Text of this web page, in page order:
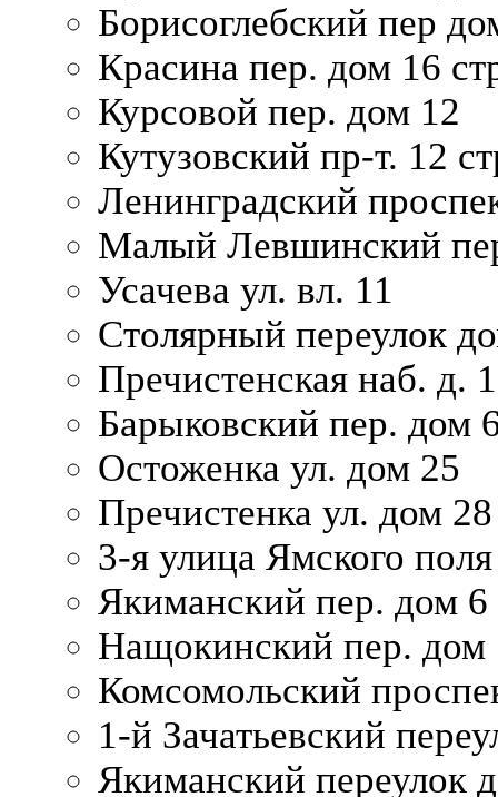
Борисоглебский пер
Красина пер. дом 16
Курсовой пер. дом 12
Кутузовский пр-т. 12
Ленинградский
Малый Левшинский
Усачева ул. вл. 11
Столярный переулок
Пречистенская наб. д.
Барыковский пер. дом
Остоженка ул. дом 25
Пречистенка ул. дом 28
3-я улица Ямского
Якиманский пер. дом 6
Нащокинский пер. дом
Комсомольский
1-й Зачатьевский
Якиманский переулок